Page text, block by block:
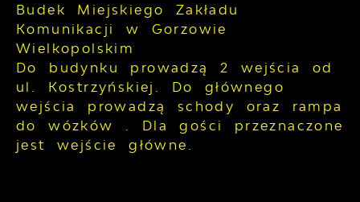
Budek Miejskiego Zakładu
Komunikacji w Gorzowie
Wielkopolskim
Do budynku prowadzą 2 wejścia od
ul. Kostrzyńskiej. Do głównego
wejścia prowadzą schody oraz rampa
do wózków . Dla gości przeznaczone
jest wejście główne.